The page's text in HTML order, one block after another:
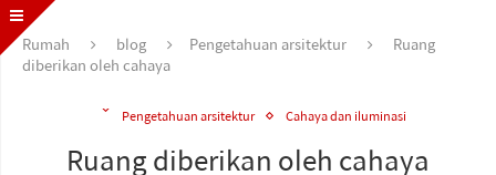
Rumah blog Pengetahuan arsitektur
Ruang
diberikan oleh cahaya
Pengetahuan arsitektur Cahaya dan iluminasi
Ruang diberikan oleh cahaya